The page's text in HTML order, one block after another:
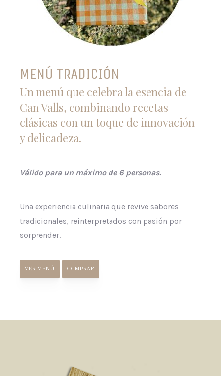
MENÚ TRADICIÓN
Un menú que celebra la esencia de
Can Valls, combinando recetas
clásicas con un toque de innovación
y delicadeza.
Válido para un máximo de 6 personas.
Una experiencia culinaria que revive sabores
tradicionales, reinterpretados con pasión por
sorprender.
VER MENÚ COMPRAR